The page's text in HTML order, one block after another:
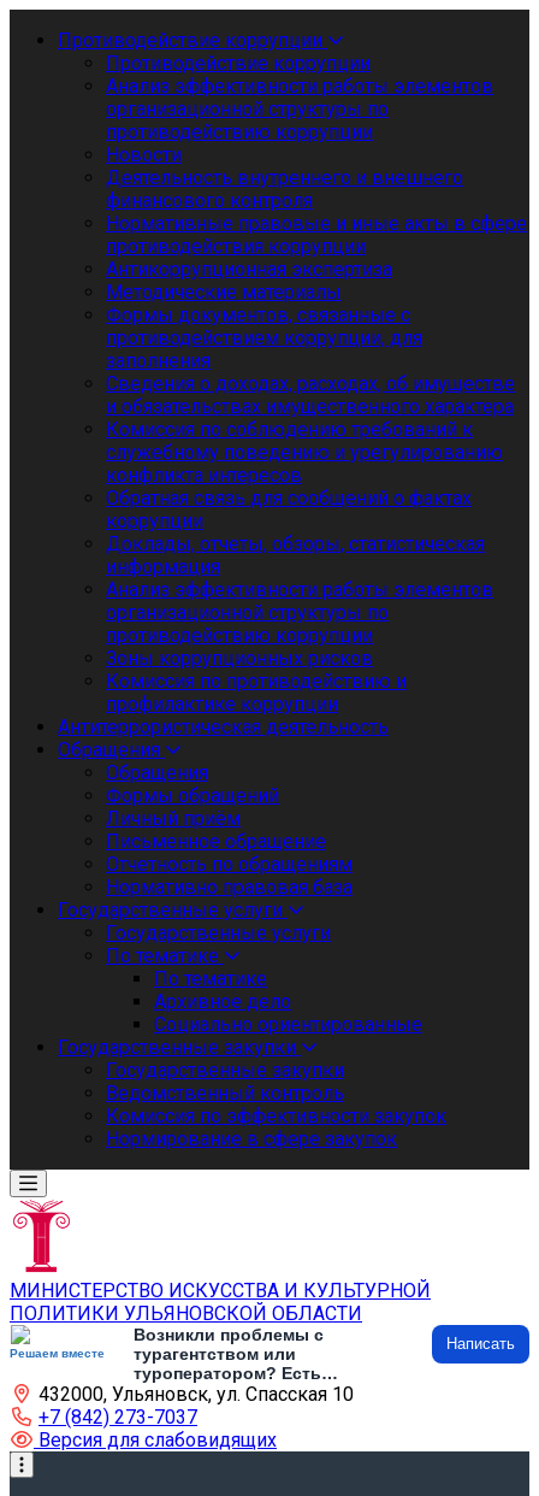
Противодействие коррупции
Противодействие коррупции
Анализ эффективности работы элементов
организационной структуры по
противодействию коррупции
Новости
Деятельность внутреннего и внешнего
финансового контроля
Нормативные правовые и иные акты в сфере
противодействия коррупции
Антикоррупционная экспертиза
Методические материалы
Формы документов, связанные с
противодействием коррупции, для
заполнения
Сведения о доходах, расходах, об имуществе
и обязательствах имущественного характера
Комиссия по соблюдению требований к
служебному поведению и урегулированию
конфликта интересов
Обратная связь для сообщений о фактах
коррупции
Доклады, отчеты, обзоры, статистическая
информация
Анализ эффективности работы элементов
организационной структуры по
противодействию коррупции
Зоны коррупционных рисков
Комиссия по противодействию и
профилактике коррупции
Антитеррористическая деятельность
Обращения
Обращения
Формы обращений
Личный приём
Письменное обращение
Отчетность по обращениям
Нормативно правовая база
Государственные услуги
Государственные услуги
По тематике
По тематике
Архивное дело
Социально ориентированные
Государственные закупки
Государственные закупки
Ведомственный контроль
Комиссия по эффективности закупок
Нормирование в сфере закупок
МИНИСТЕРСТВО ИСКУССТВА И КУЛЬТУРНОЙ
ПОЛИТИКИ УЛЬЯНОВСКОЙ ОБЛАСТИ
Решаем вместе
Возникли проблемы с
турагентством или
туроператором? Есть
предложения по развитию
туризма и туристической
инфраструктуры? Напишите об
этом
Написать
432000, Ульяновск, ул. Спасская 10
+7 (842) 273-7037
Версия для слабовидящих